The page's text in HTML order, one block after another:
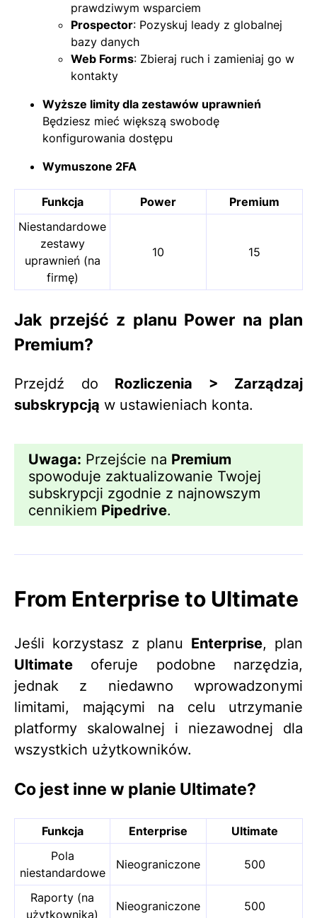
prawdziwym wsparciem
Prospector: Pozyskuj leady z globalnej
bazy danych
Web Forms: Zbieraj ruch i zamieniaj go w
kontakty
Wyższe limity dla zestawów uprawnień
Będziesz mieć większą swobodę
konfigurowania dostępu
Wymuszone 2FA
Funkcja Power
Premium
Niestandardowe
zestawy
uprawnień (na
firmę)
10 15
Jak przejść z planu Power na plan
Premium?
Przejdź do Rozliczenia > Zarządzaj
subskrypcją w ustawieniach konta.
Uwaga: Przejście na Premium
spowoduje zaktualizowanie Twojej
subskrypcji zgodnie z najnowszym
cennikiem Pipedrive.
From Enterprise to Ultimate
Jeśli korzystasz z planu Enterprise, plan
Ultimate oferuje podobne narzędzia,
jednak z niedawno wprowadzonymi
limitami, mającymi na celu utrzymanie
platformy skalowalnej i niezawodnej dla
wszystkich użytkowników.
Co jest inne w planie Ultimate?
Funkcja Enterprise
Ultimate
Pola
niestandardowe
Nieograniczone 500
Raporty (na
użytkownika)
Nieograniczone 500